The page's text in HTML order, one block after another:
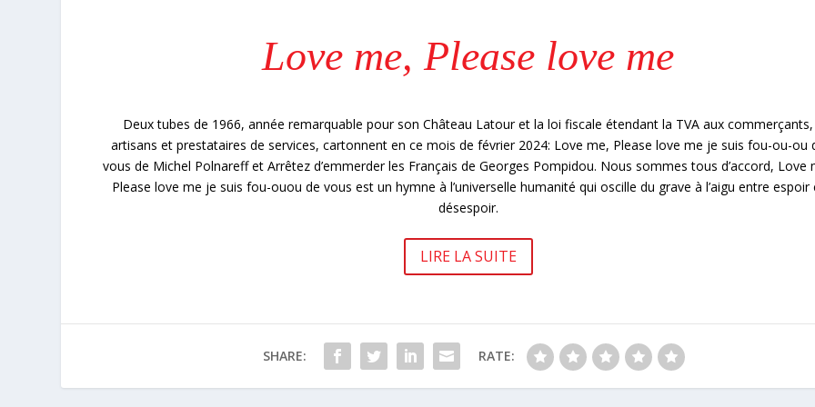
Love me, Please love me
Deux tubes de 1966, année remarquable pour son Château Latour et la loi fiscale étendant la TVA aux commerçants,
artisans et prestataires de services, cartonnent en ce mois de février 2024: Love me, Please love me je suis fou-ou-ou
vous de Michel Polnareff et Arrêtez d’emmerder les Français de Georges Pompidou. Nous sommes tous d’accord, Love
Please love me je suis fou-ouou de vous est un hymne à l’universelle humanité qui oscille du grave à l’aigu entre espoir
désespoir.
LIRE LA SUITE
SHARE: RATE: